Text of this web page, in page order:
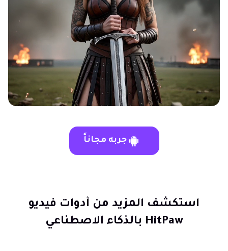
جربه مجاناً
استكشف المزيد من أدوات فيديو
HitPaw بالذكاء الاصطناعي